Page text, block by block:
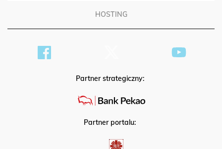
HOSTING
Partner strategiczny:
Partner portalu: